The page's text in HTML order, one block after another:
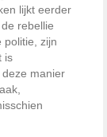
lijkt eerder
rebellie
politie, zijn
is
manier